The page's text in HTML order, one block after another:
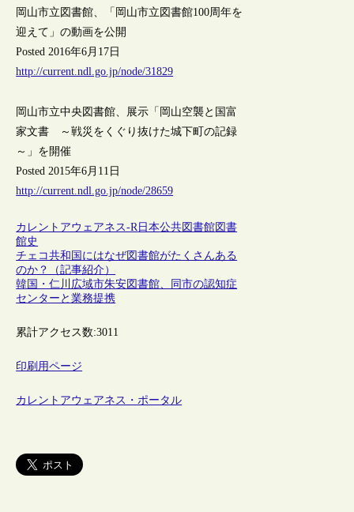
岡山市立図書館、「岡山市立図書館100周年を
迎えて」の動画を公開
Posted 2016年6月17日
http://current.ndl.go.jp/node/31829
岡山市立中央図書館、展示「岡山空襲と国富
家文書 ～戦災をくぐり抜けた城下町の記録
～」を開催
Posted 2015年6月11日
http://current.ndl.go.jp/node/28659
カレントアウェアネス-R 日本公共図書館図書
館史
チェコ共和国にはなぜ図書館がたくさんある
のか？（記事紹介）
韓国・仁川広域市朱安図書館、同市の認知症
センターと業務提携
累計アクセス数:3011
印刷用ページ
カレントアウェアネス・ポータル